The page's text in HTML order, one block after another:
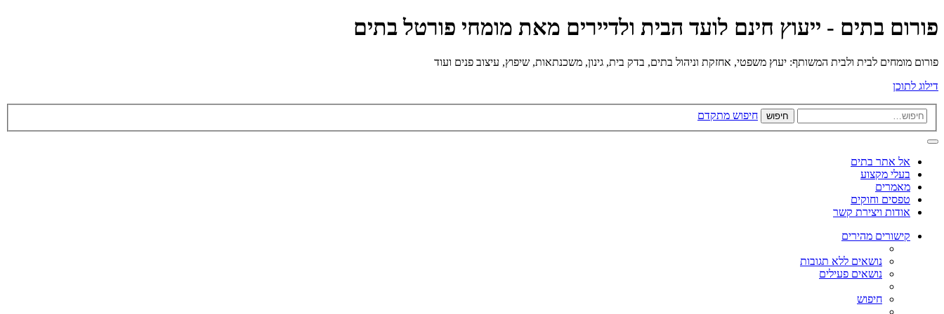
פורום בתים - ייעוץ חינם לועד הבית ולדיירים מאת מומחי פורטל בתים
פורום מומחים לבית ולבית המשותף: יעוץ משפטי, אחזקת וניהול בתים, בדק בית, גינון, משכנתאות, שיפוץ, עיצוב פנים ועוד
דילוג לתוכן
חיפוש חיפוש מתקדם
אל אתר בתים
בעלי מקצוע
מאמרים
טפסים וחוקים
אודות ויצירת קשר
קישורים מהירים
נושאים ללא תגובות
נושאים פעילים
חיפוש